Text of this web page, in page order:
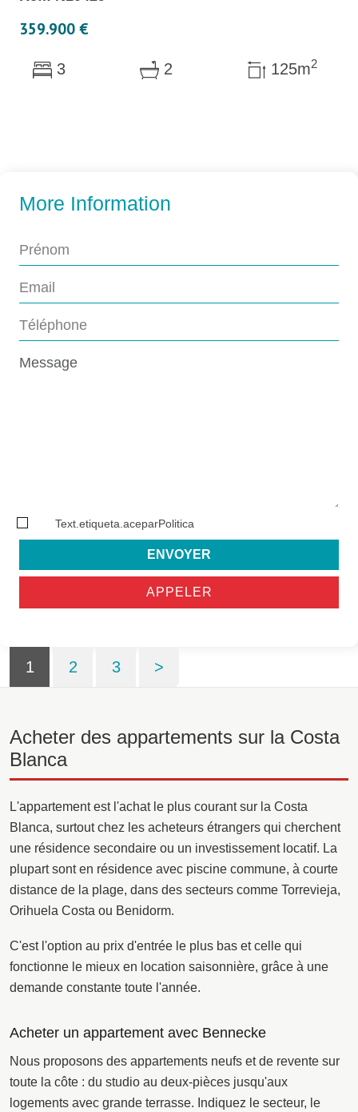
359.900 €
3 2 125m2
More Information
Text.etiqueta.aceparPolitica
ENVOYER
APPELER
1 2 3 >
Acheter des appartements sur la Costa
Blanca
L'appartement est l'achat le plus courant sur la Costa
Blanca, surtout chez les acheteurs étrangers qui cherchent
une résidence secondaire ou un investissement locatif. La
plupart sont en résidence avec piscine commune, à courte
distance de la plage, dans des secteurs comme Torrevieja,
Orihuela Costa ou Benidorm.
C'est l'option au prix d'entrée le plus bas et celle qui
fonctionne le mieux en location saisonnière, grâce à une
demande constante toute l'année.
Acheter un appartement avec Bennecke
Nous proposons des appartements neufs et de revente sur
toute la côte : du studio au deux-pièces jusqu'aux
logements avec grande terrasse. Indiquez le secteur, le